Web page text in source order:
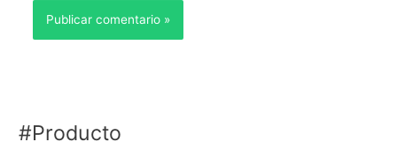
#Producto